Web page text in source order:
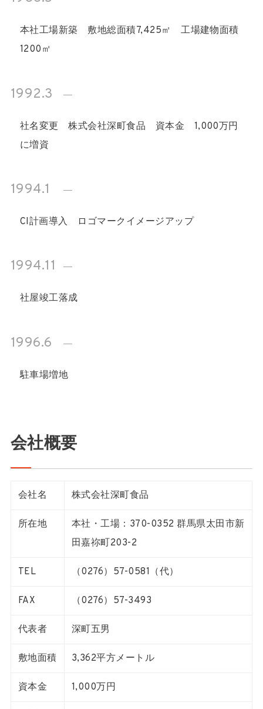
本社工場新築 敷地総面積7,425㎡ 工場建物面積
1200㎡
1992.3
社名変更 株式会社深町食品 資本金 1,000万円
に増資
1994.1
CI計画導入 ロゴマークイメージアップ
1994.11
社屋竣工落成
1996.6
駐車場増地
会社概要
会社名 株式会社深町食品
所在地
本社・工場：370-0352 群馬県太田市新
田嘉祢町203-2
TEL （0276）57-0581（代）
FAX （0276）57-3493
代表者 深町五男
敷地面積 3,362平方メートル
資本金 1,000万円